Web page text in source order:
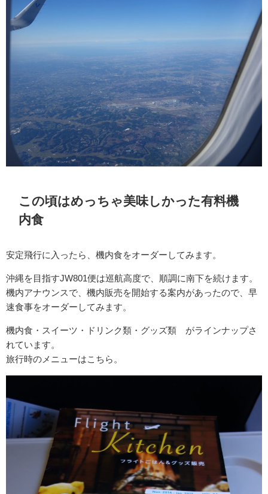
この頃はめっちゃ美味しかった有料機
内食
安定飛行に入ったら、機内食をオーダーしてみます。
沖縄を目指すJW801便は巡航高度で、順調に南下を続けます。
機内アナウンスで、機内販売を開始する案内があったので、早
速食事をオーダーしてみます。
機内食・スイーツ・ドリンク類・グッズ類 がラインナップさ
れています。
旅行時のメニューはこちら。